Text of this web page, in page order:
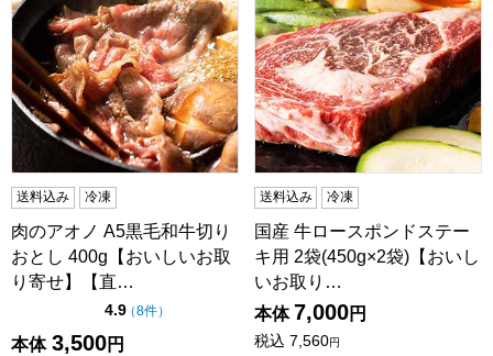
送料込み 冷凍
肉のアオノ A5黒毛和牛切り
おとし 400g【おいしいお取
り寄せ】【直…
4.9点（5点満点中）
（8件の評価
）
本体 3,500円
送料込み 冷凍
国産 牛ロースポンドステー
キ用 2袋(450g×2袋)【おいし
いお取り…
本体 7,000円
税込 7,560円